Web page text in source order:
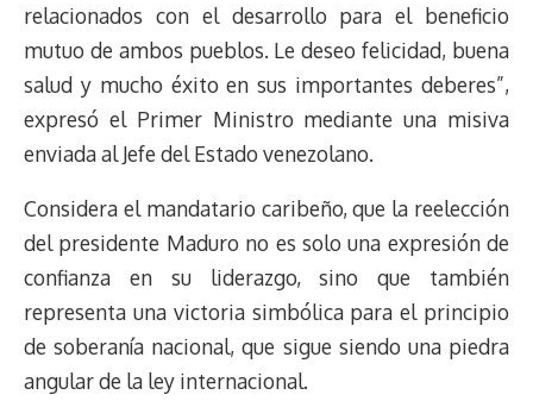
relacionados con el desarrollo para el beneficio
mutuo de ambos pueblos. Le deseo felicidad, buena
salud y mucho éxito en sus importantes deberes”,
expresó el Primer Ministro mediante una misiva
enviada al Jefe del Estado venezolano.
Considera el mandatario caribeño, que la reelección
del presidente Maduro no es solo una expresión de
confianza en su liderazgo, sino que también
representa una victoria simbólica para el principio
de soberanía nacional, que sigue siendo una piedra
angular de la ley internacional.